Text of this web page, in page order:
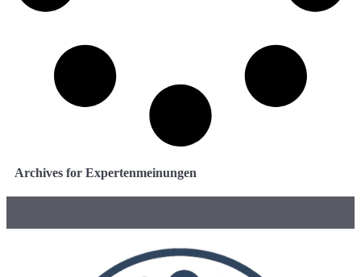
Archives for Expertenmeinungen